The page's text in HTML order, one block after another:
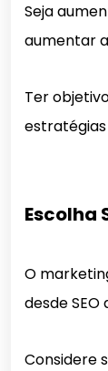
Seja
aumentar
Ter
Escolha
O
desde
Considere